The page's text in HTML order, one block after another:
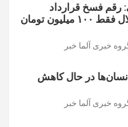
رقم فسخ قرارداد
رضائیان با استقلال فقط ۱۰۰ میلیون تومان
خبری آلما خبر
در حال کاهش
خبری آلما خبر